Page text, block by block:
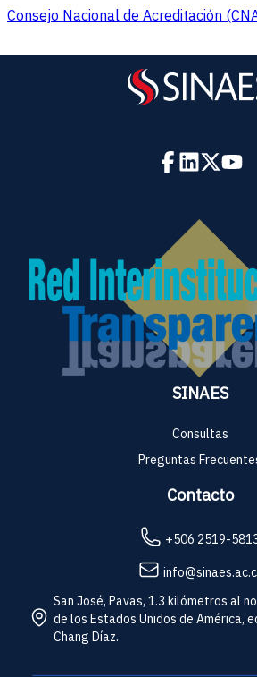
Consejo Nacional de Acreditación
SINAES
Consultas
Preguntas
Contacto
+506 2519-
San José, Pavas, 1.3 kilómetros al
de los Estados Unidos de América,
Chang Díaz.